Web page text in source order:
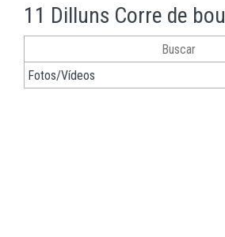
11 Dilluns Corre de bou